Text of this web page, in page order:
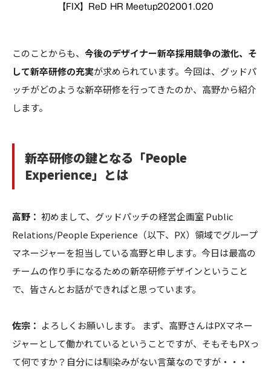
【FIX】ReD HR Meetup202001.020
このことからも、 今後のデザイナー新卒採用競争の激化、そ
して新卒研修の充実が求められています。今回は、グッドパ
ッチがどのような新卒研修を行ってきたのか、高野から紹介
します。
新卒研修の鍵となる「People
Experience」とは
高野： 初めまして、グッドパッチの経営企画室 Public
Relations/People Experience（以下、PX）領域でグループ
マネージャーを担当している高野と申します。今日は最高の
チームの作り手になるための新卒研修デザインということ
で、皆さんとお話ができればと思っています。
佐宗： よろしくお願いします。 まず、高野さんはPXマネー
ジャーとして働かれているということですが、そもそもPXっ
て何ですか？自分には馴染みがない言葉なのですが・・・